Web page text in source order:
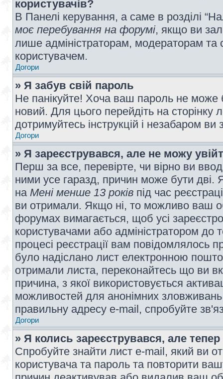
користувачів?
В Панелі керування, а саме в розділі
моє перебування на форумі, якщо ви
лише адміністраторам, модераторам
користувачем.
Догори
» Я забув свій пароль
Не панікуйте! Хоча ваш пароль не може
новий. Для цього перейдіть на сторінку
дотримуйтесь інструкцій і незабаром
Догори
» Я зареєструвався, але не можу
Перш за все, перевірте, чи вірно ви
ними усе гаразд, причин може бути дві.
на Мені менше 13 років під час
ви отримали. Якщо ні, то можливо ваш
форумах вимагається, щоб усі
користувачами або адміністратором до
процесі реєстрації вам повідомлялось
було надіслано лист електронною
отримали листа, переконайтесь що ви
причина, з якої використовується
можливостей для анонімних
правильну адресу e-mail, спробуйте
Догори
» Я колись зареєструвався, але
Спробуйте знайти лист e-mail, який ви
користувача та пароль та повторити